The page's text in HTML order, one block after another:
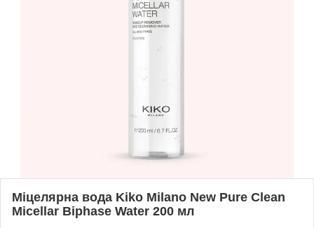
Міцелярна вода Kiko Milano New Pure Clean
Micellar Biphase Water 200 мл